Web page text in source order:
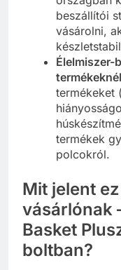
beszállítói
vásárolni,
Élelmiszer-
termékeket
termékek
polcokról.
Mit jelent
vásárlónak
Basket
boltban?